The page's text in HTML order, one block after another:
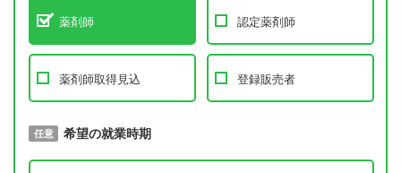
薬剤師 認定薬剤師
薬剤師取得見込 登録販売者
必須 取得予定年
任意 希望の就業時期